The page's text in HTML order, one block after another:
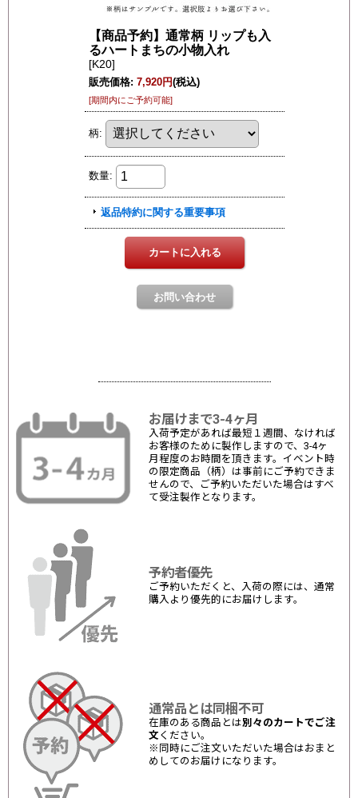
お届けまで3-4ヶ月
入荷予定があれば最短１週間、なければ
お客様のために製作しますので、3-4ヶ
月程度のお時間を頂きます。イベント時
の限定商品（柄）は事前にご予約できま
せんので、ご予約いただいた場合はすべ
て受注製作となります。
予約者優先
ご予約いただくと、入荷の際には、通常
購入より優先的にお届けします。
通常品とは同梱不可
在庫のある商品とは別々のカートでご注
文 ください。
※同時にご注文いただいた場合はおまと
めしてのお届けになります。